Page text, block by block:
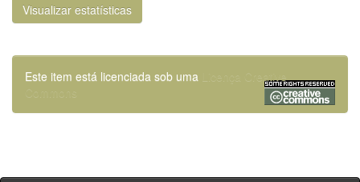
Visualizar estatísticas
Este item está licenciada sob uma
Licença Creative
Commons